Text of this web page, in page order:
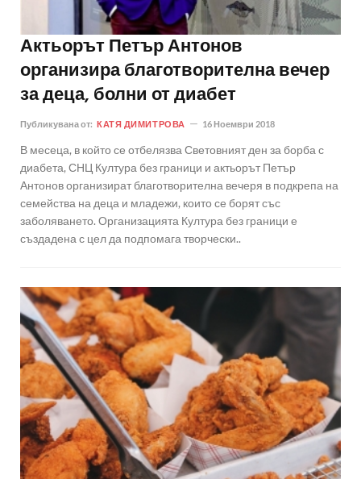
Актьорът Петър Антонов
организира благотворителна вечер
за деца, болни от диабет
Публикувана от: КАТЯ ДИМИТРОВА 16 Ноември 2018
В месеца, в който се отбелязва Световният ден за борба с
диабета, СНЦ Култура без граници и актьорът Петър
Антонов организират благотворителна вечеря в подкрепа на
семейства на деца и младежи, които се борят със
заболяването. Организацията Култура без граници е
създадена с цел да подпомага творчески..